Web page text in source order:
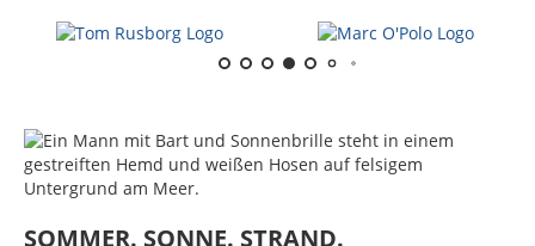
SOMMER. SONNE. STRAND.